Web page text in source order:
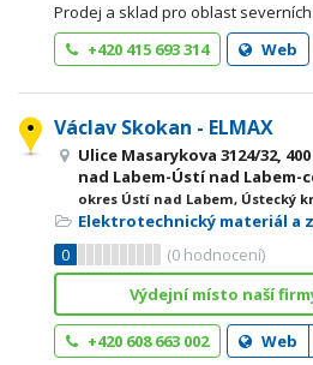
Prodej a sklad pro oblast severních
+420 415 693 314
Web
Václav Skokan - ELMAX
Ulice Masarykova 3124/32,
nad Labem-Ústí nad Labem-
okres Ústí nad Labem, Ústecký
Elektrotechnický materiál a
0
(0 hodnocení)
Výdejní místo naší
+420 608 663 002 Web